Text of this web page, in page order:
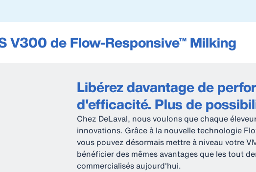
V300 de Flow-Responsive™ Milking
Libérez davantage de
d'efficacité. Plus de
Chez DeLaval, nous voulons que chaque
innovations. Grâce à la nouvelle technologie
vous pouvez désormais mettre à niveau votre
bénéficier des mêmes avantages que les tout
commercialisés aujourd'hui.